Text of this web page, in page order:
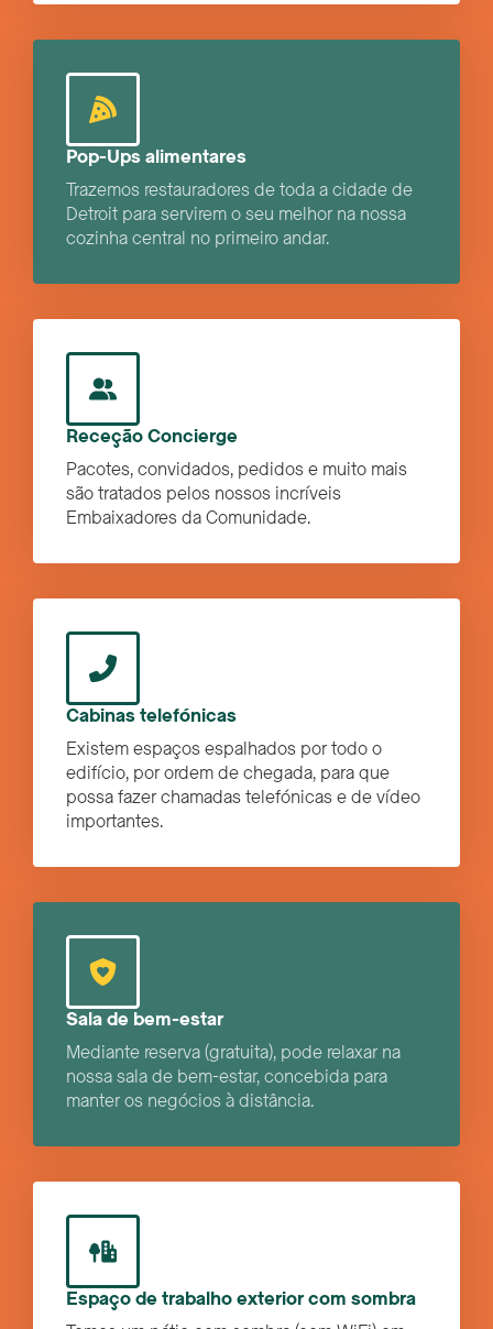
Pop-Ups alimentares
Trazemos restauradores de toda a cidade de
Detroit para servirem o seu melhor na nossa
cozinha central no primeiro andar.
Receção Concierge
Pacotes, convidados, pedidos e muito mais
são tratados pelos nossos incríveis
Embaixadores da Comunidade.
Cabinas telefónicas
Existem espaços espalhados por todo o
edifício, por ordem de chegada, para que
possa fazer chamadas telefónicas e de vídeo
importantes.
Sala de bem-estar
Mediante reserva (gratuita), pode relaxar na
nossa sala de bem-estar, concebida para
manter os negócios à distância.
Espaço de trabalho exterior com sombra